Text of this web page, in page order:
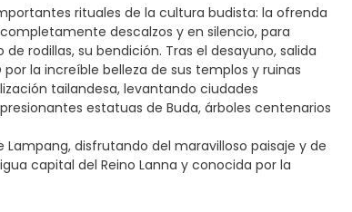
rituales de la cultura budista: la ofrenda
descalzos y en silencio, para
rodillas, su bendición. Tras el desayuno, salida
la increíble belleza de sus templos y ruinas
tailandesa, levantando ciudades
estatuas de Buda, árboles centenarios
Lampang, disfrutando del maravilloso paisaje y de
capital del Reino Lanna y conocida por la